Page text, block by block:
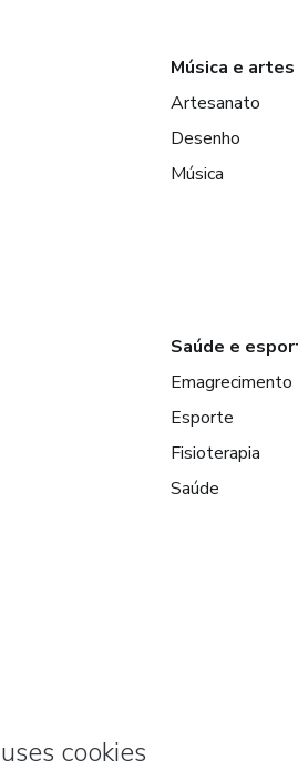
Música e artes
Artesanato
Desenho
Música
Saúde e
Emagrecimento
Esporte
Fisioterapia
Saúde